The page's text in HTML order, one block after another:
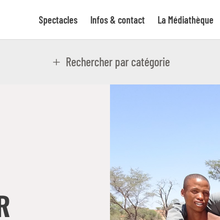
Spectacles Infos & contact La Médiathèque
Rechercher par catégorie